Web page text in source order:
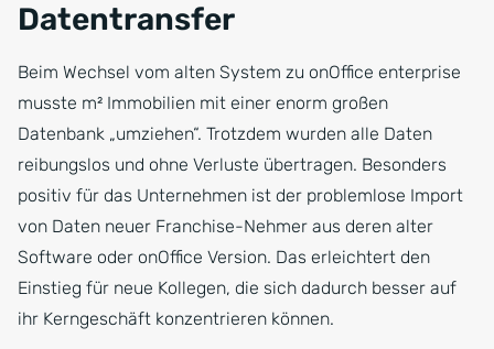
Datentransfer
Beim Wechsel vom alten System zu onOffice enterprise
musste m² Immobilien mit einer enorm großen
Datenbank „umziehen“. Trotzdem wurden alle Daten
reibungslos und ohne Verluste übertragen. Besonders
positiv für das Unternehmen ist der problemlose Import
von Daten neuer Franchise-Nehmer aus deren alter
Software oder onOffice Version. Das erleichtert den
Einstieg für neue Kollegen, die sich dadurch besser auf
ihr Kerngeschäft konzentrieren können.